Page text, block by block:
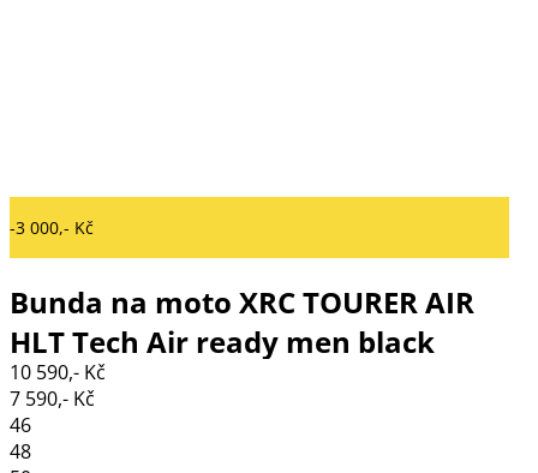
-3 000,- Kč
Bunda na moto XRC TOURER AIR
HLT Tech Air ready men black
10 590,- Kč
7 590,- Kč
46
48